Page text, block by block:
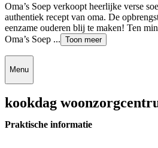
Oma’s Soep verkoopt heerlijke verse
authentiek recept van oma. De
eenzame ouderen blij te maken! Ten
Oma’s Soep ... Toon meer
Menu
kookdag
Praktische informatie